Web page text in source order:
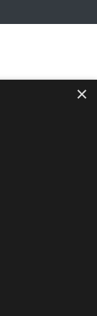
×